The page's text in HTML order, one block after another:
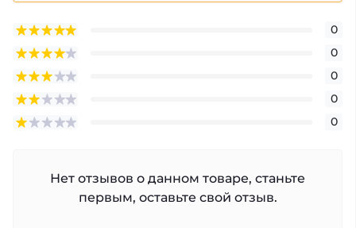
0
0
0
0
0
Нет отзывов о данном товаре, станьте
первым, оставьте свой отзыв.